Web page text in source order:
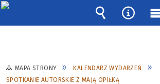
MAPA STRONY
KALENDARZ WYDARZEŃ
SPOTKANIE AUTORSKIE Z MAJĄ OPIŁKĄ